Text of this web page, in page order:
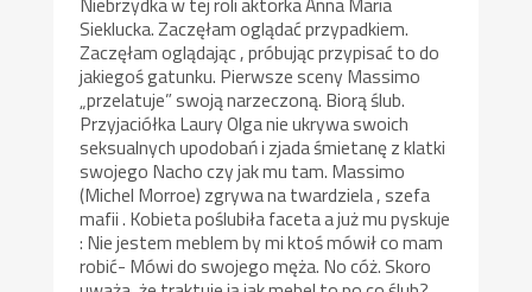
Sieklucka. Zaczęłam oglądać przypadkiem.
Zaczęłam oglądając , próbując przypisać to do
jakiegoś gatunku. Pierwsze sceny Massimo
„przelatuje” swoją narzeczoną. Biorą ślub.
Przyjaciółka Laury Olga nie ukrywa swoich
seksualnych upodobań i zjada śmietanę z klatki
swojego Nacho czy jak mu tam. Massimo
(Michel Morroe) zgrywa na twardziela , szefa
mafii . Kobieta poślubiła faceta a już mu pyskuje
: Nie jestem meblem by mi ktoś mówił co mam
robić- Mówi do swojego męża. No cóż. Skoro